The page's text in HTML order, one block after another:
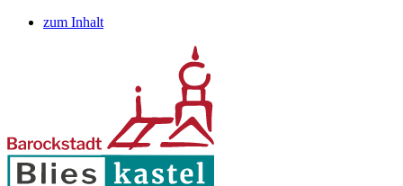
zum Inhalt